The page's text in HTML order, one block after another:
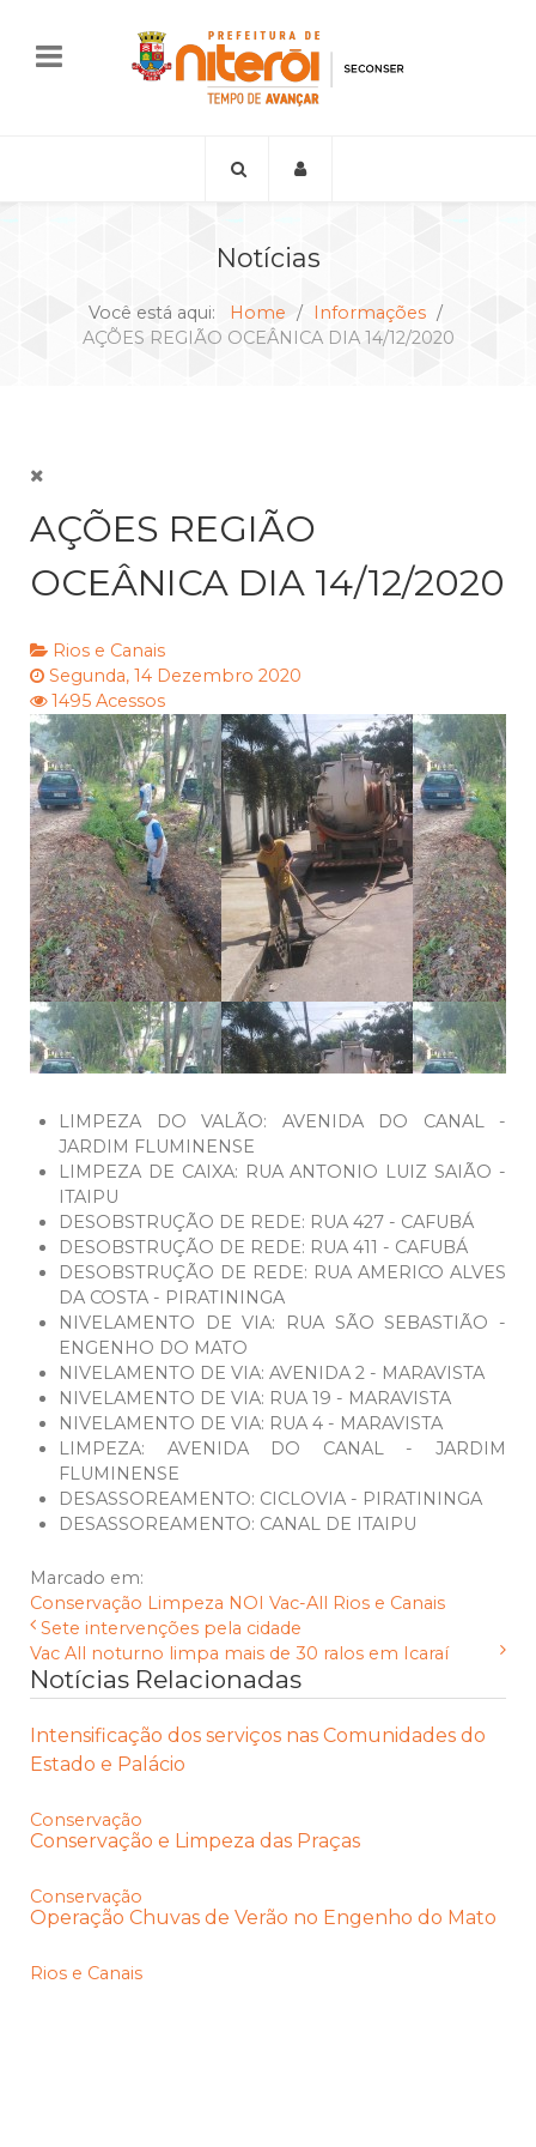
Notícias
Você está aqui: Home
Informações
AÇÕES REGIÃO OCEÂNICA DIA 14/12/2020
AÇÕES REGIÃO
OCEÂNICA DIA 14/12/2020
Rios e Canais
Segunda, 14 Dezembro 2020
1495 Acessos
LIMPEZA DO VALÃO: AVENIDA DO CANAL -
JARDIM FLUMINENSE
LIMPEZA DE CAIXA: RUA ANTONIO LUIZ SAIÃO -
ITAIPU
DESOBSTRUÇÃO DE REDE: RUA 427 - CAFUBÁ
DESOBSTRUÇÃO DE REDE: RUA 411 - CAFUBÁ
DESOBSTRUÇÃO DE REDE: RUA AMERICO ALVES
DA COSTA - PIRATININGA
NIVELAMENTO DE VIA: RUA SÃO SEBASTIÃO -
ENGENHO DO MATO
NIVELAMENTO DE VIA: AVENIDA 2 - MARAVISTA
NIVELAMENTO DE VIA: RUA 19 - MARAVISTA
NIVELAMENTO DE VIA: RUA 4 - MARAVISTA
LIMPEZA: AVENIDA DO CANAL - JARDIM
FLUMINENSE
DESASSOREAMENTO: CICLOVIA - PIRATININGA
DESASSOREAMENTO: CANAL DE ITAIPU
Marcado em:
Conservação Limpeza NOI Vac-All
Rios e Canais
Sete intervenções pela cidade
Vac All noturno limpa mais de 30 ralos em Icaraí
Notícias Relacionadas
Intensificação dos serviços nas Comunidades do
Estado e Palácio
Conservação
Conservação e Limpeza das Praças
Conservação
Operação Chuvas de Verão no Engenho do Mato
Rios e Canais